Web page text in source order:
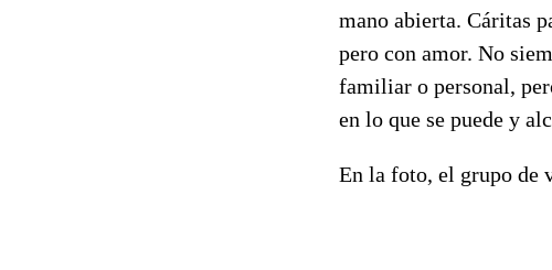
mano abierta. Cáritas
pero con amor. No
familiar o personal,
en lo que se puede y
En la foto, el grupo de